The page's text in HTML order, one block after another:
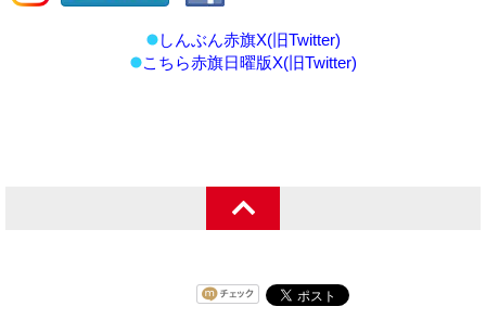
しんぶん赤旗X(旧Twitter)
こちら赤旗日曜版X(旧Twitter)